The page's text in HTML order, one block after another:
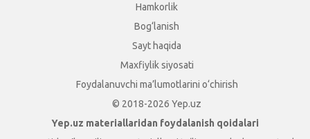
Hamkorlik
Bog‘lanish
Sayt haqida
Maxfiylik siyosati
Foydalanuvchi ma’lumotlarini o‘chirish
© 2018-2026 Yep.uz
Yep.uz materiallaridan foydalanish qoidalari